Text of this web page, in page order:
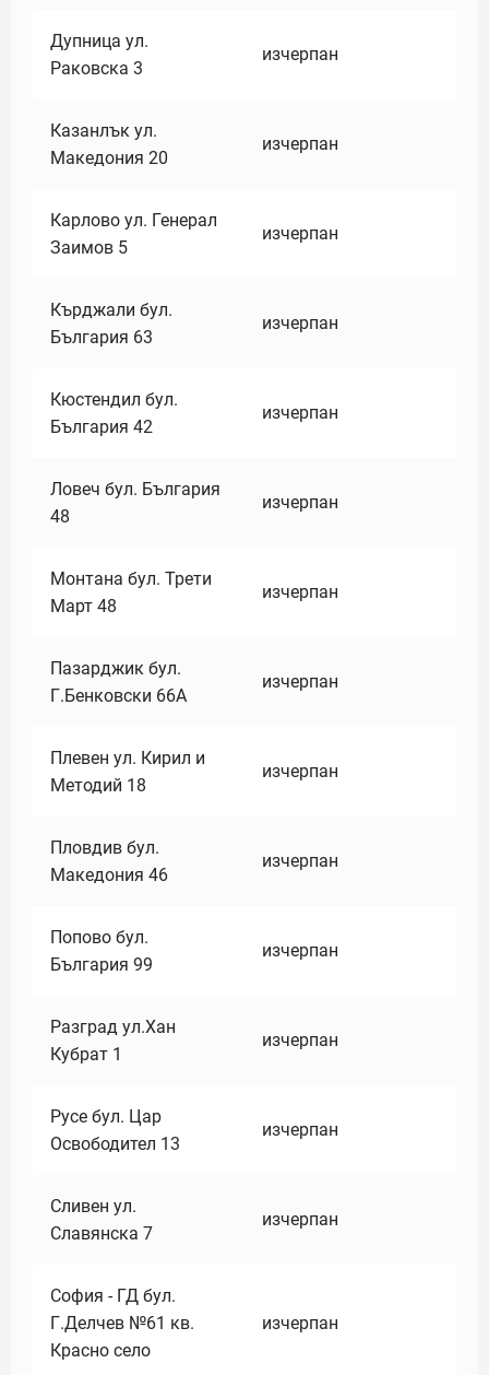
Дупница ул.
Раковска 3
изчерпан
Казанлък ул.
Македония 20
изчерпан
Карлово ул. Генерал
Заимов 5
изчерпан
Кърджали бул.
България 63
изчерпан
Кюстендил бул.
България 42
изчерпан
Ловеч бул. България
48
изчерпан
Монтана бул. Трети
Март 48
изчерпан
Пазарджик бул.
Г.Бенковски 66А
изчерпан
Плевен ул. Кирил и
Методий 18
изчерпан
Пловдив бул.
Македония 46
изчерпан
Попово бул.
България 99
изчерпан
Разград ул.Хан
Кубрат 1
изчерпан
Русе бул. Цар
Освободител 13
изчерпан
Сливен ул.
Славянска 7
изчерпан
София - ГД бул.
Г.Делчев №61 кв.
Красно село
изчерпан